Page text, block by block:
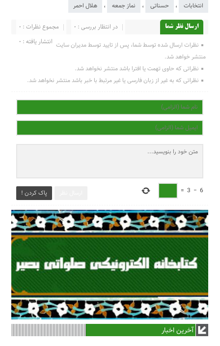
انتخابات ، حسناتی ، نماز جمعه ، هلال احمر
ارسال نظر شما مجموع نظرات : 0
در انتظار بررسی : 0
انتشار یافته : 0 نظرات ارسال شده توسط شما، پس از تایید توسط مدیران سایت
منتشر خواهد شد.
نظراتی که حاوی تهمت یا افترا باشد منتشر نخواهد شد.
نظراتی که به غیر از زبان فارسی یا غیر مرتبط با خبر باشد منتشر نخواهد شد.
پاک کردن ! 6
−
3
=
آخرین اخبار